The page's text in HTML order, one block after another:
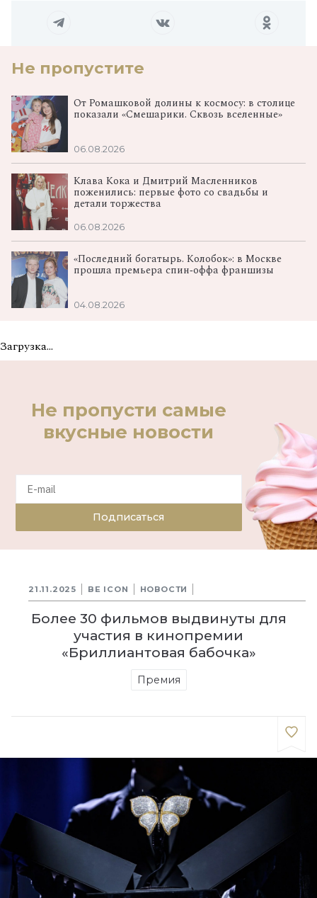
Не пропустите
От Ромашковой долины к космосу: в столице
показали «Смешарики. Сквозь вселенные»
06.08.2026
Клава Кока и Дмитрий Масленников
поженились: первые фото со свадьбы и
детали торжества
06.08.2026
«Последний богатырь. Колобок»: в Москве
прошла премьера спин‑оффа франшизы
04.08.2026
Загрузка...
Не пропусти самые
вкусные новости
Подписаться
21.11.2025 BE ICON НОВОСТИ
Более 30 фильмов выдвинуты для
участия в кинопремии
«Бриллиантовая бабочка»
Премия